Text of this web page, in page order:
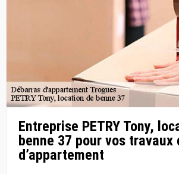
Entreprise PETRY Tony,
benne 37 pour vos travaux
d’appartement